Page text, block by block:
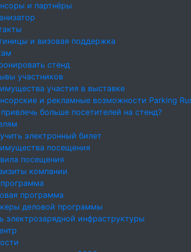
и партнёры
и визовая поддержка
стенд
участников
участия в выставке
и рекламные возможности Parking
больше посетителей на стенд?
электронный билет
посещения
посещения
компании
программа
деловой программы
электрозарядной инфраструктуры